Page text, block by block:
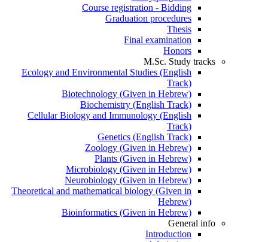
Course registration - Bidding
Graduation procedures
Thesis
Final examination
Honors
M.Sc. Study tracks
Ecology and Environmental Studies (English
Track)
Biotechnology (Given in Hebrew)
Biochemistry (English Track)
Cellular Biology and Immunology (English
Track)
Genetics (English Track)
Zoology (Given in Hebrew)
Plants (Given in Hebrew)
Microbiology (Given in Hebrew)
Neurobiology (Given in Hebrew)
Theoretical and mathematical biology (Given in
Hebrew)
Bioinformatics (Given in Hebrew)
General info
Introduction